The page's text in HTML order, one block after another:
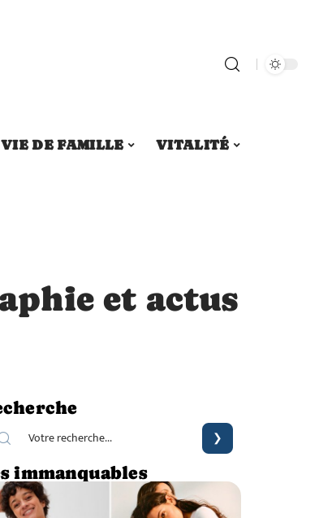
VIE DE FAMILLE
VITALITÉ
et actus
immanquables